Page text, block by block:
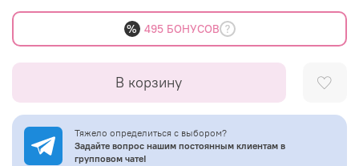
% 495 БОНУСОВ
В корзину
Тяжело определиться с выбором?
Задайте вопрос нашим постоянным клиентам в
групповом чате!